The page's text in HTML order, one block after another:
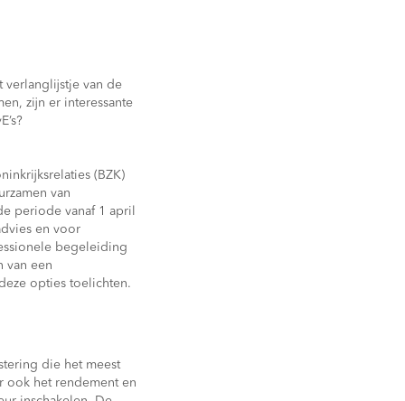
verlanglijstje van de
zijn er interessante
(BZK)
van
periode vanaf 1 april
en voor
begeleiding
van een
opties toelichten.
die het meest
ook het rendement en